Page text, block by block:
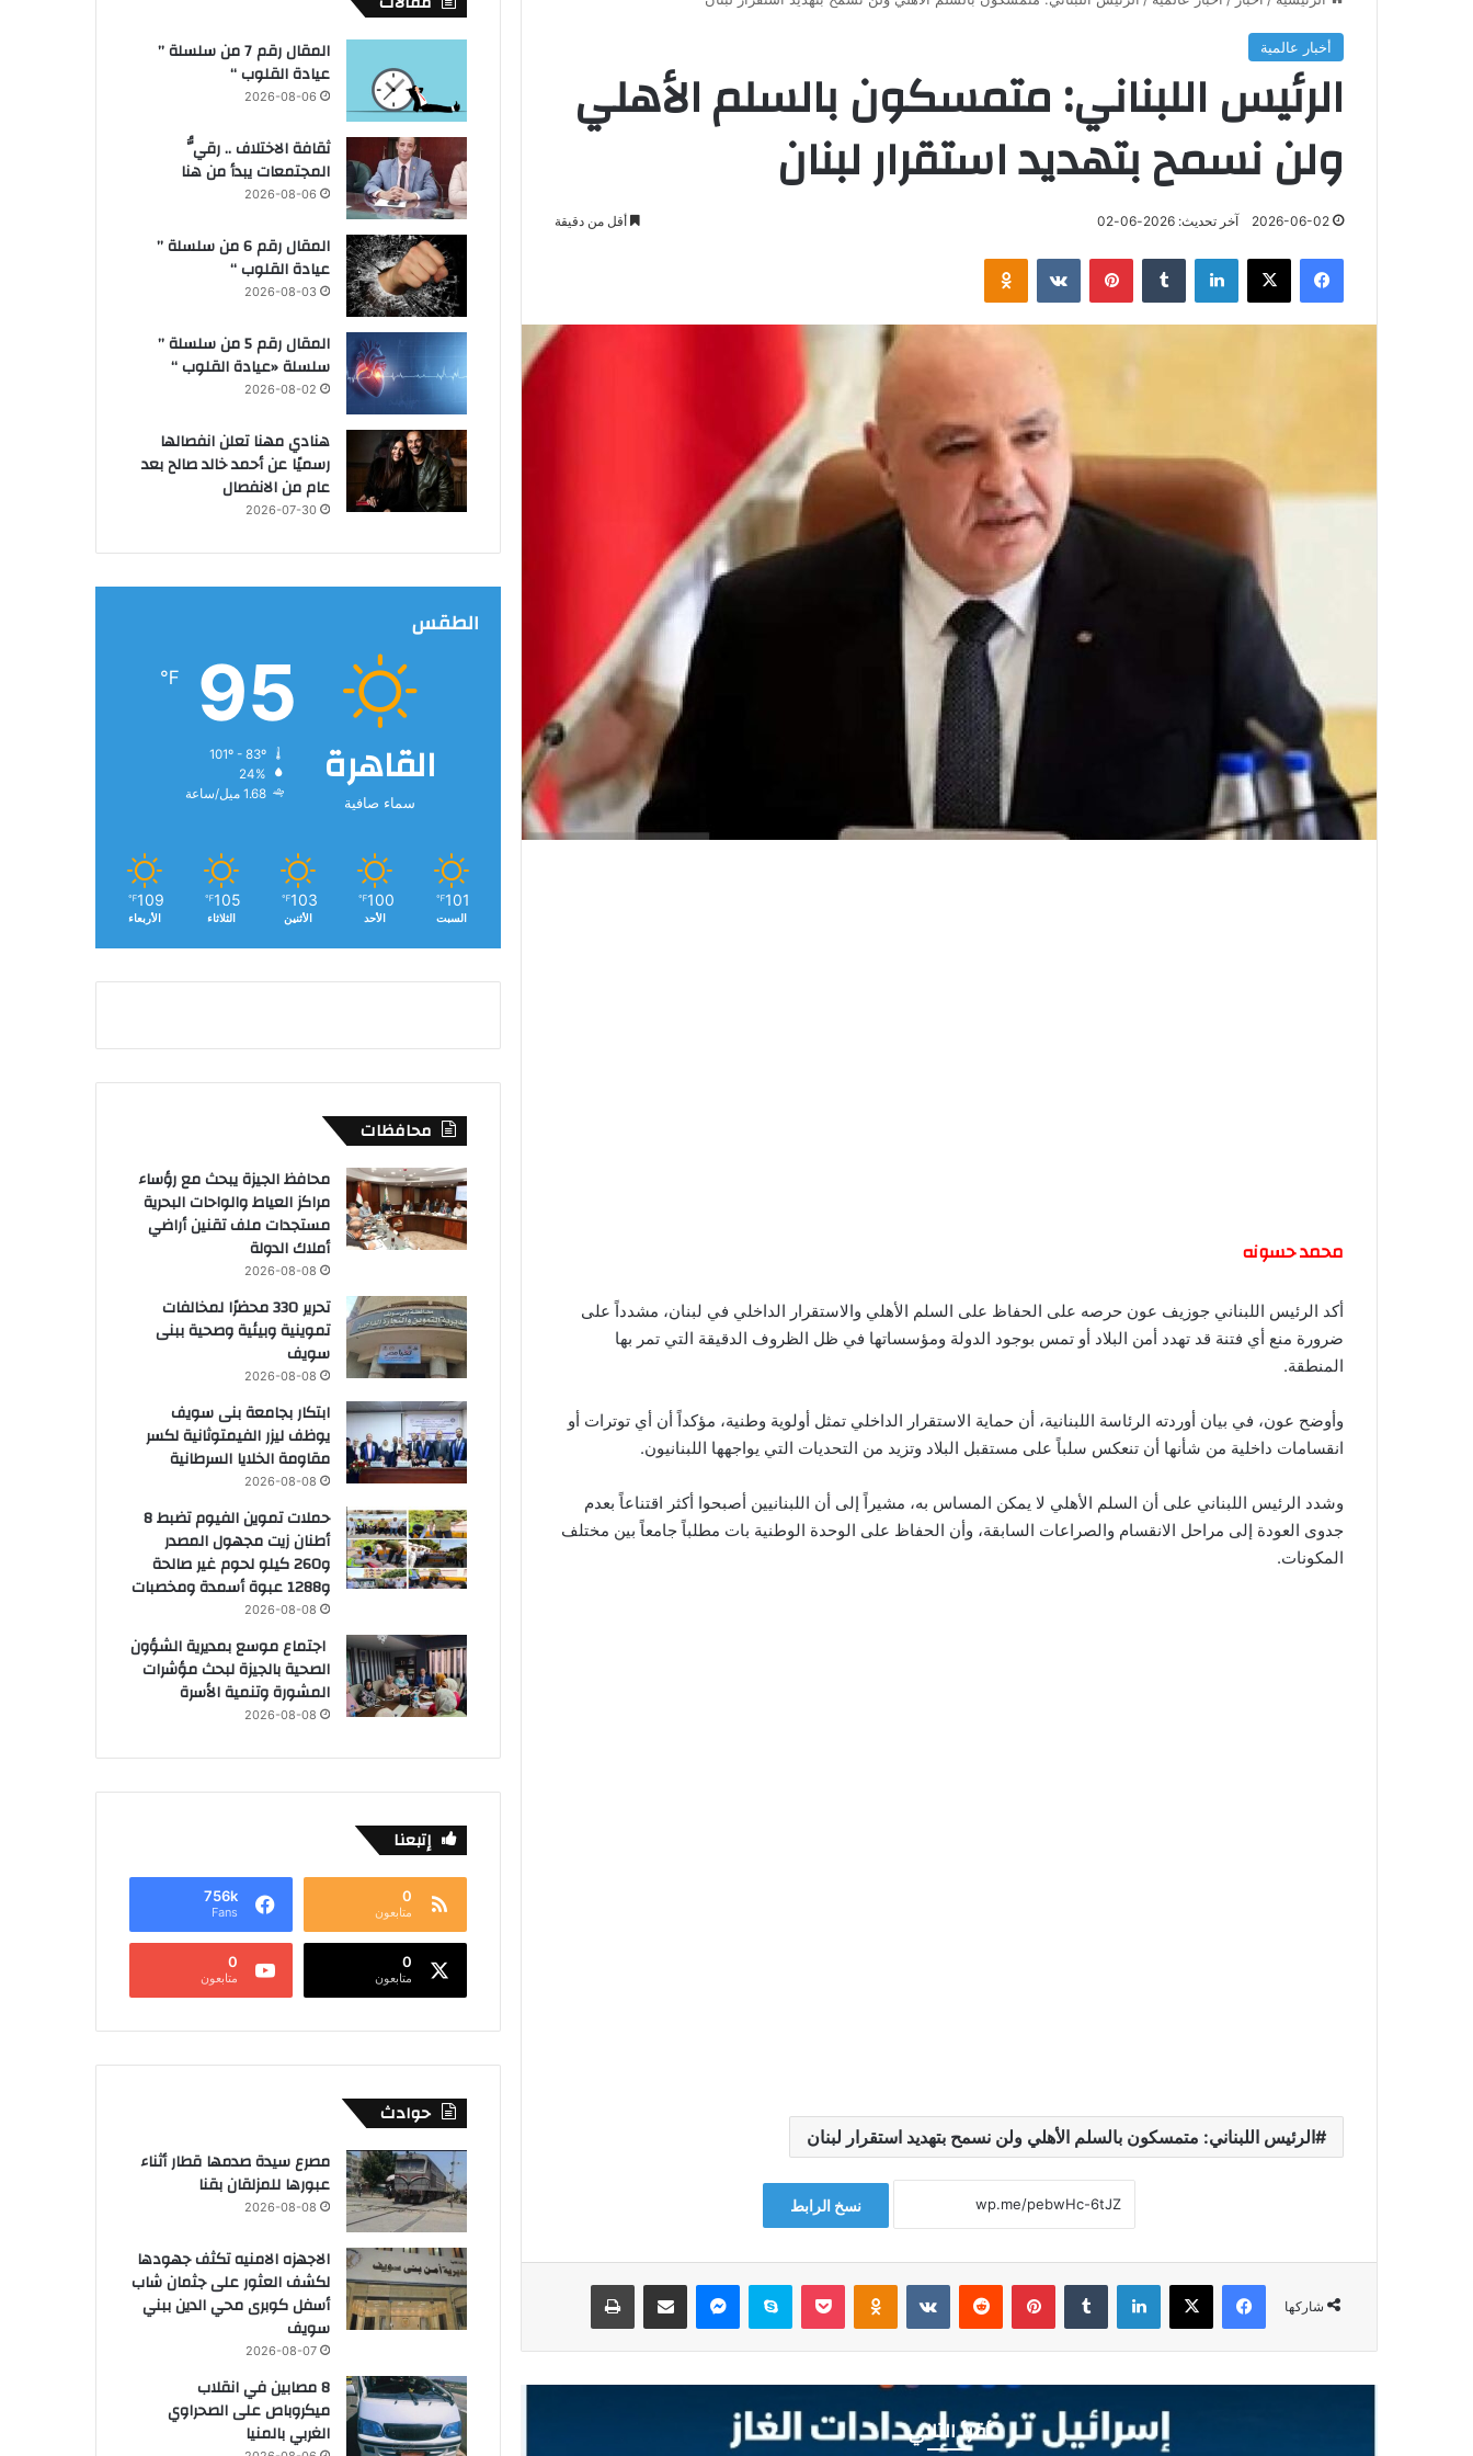
أخبار عالمية
الرئيس اللبناني: متمسكون بالسلم الأهلي
ولن نسمح بتهديد استقرار لبنان
2026-06-02 آخر تحديث: 2026-06-02 أقل من دقيقة
فيسبوك لينكدإن بينتيريست
محمد حسونه
أكد الرئيس اللبناني جوزيف عون حرصه على الحفاظ على السلم الأهلي والاستقرار الداخلي في لبنان، مشدداً على
ضرورة منع أي فتنة قد تهدد أمن البلاد أو تمس بوجود الدولة ومؤسساتها في ظل الظروف الدقيقة التي تمر بها
المنطقة.
وأوضح عون، في بيان أوردته الرئاسة اللبنانية، أن حماية الاستقرار الداخلي تمثل أولوية وطنية، مؤكداً أن أي توترات أو
انقسامات داخلية من شأنها أن تنعكس سلباً على مستقبل البلاد وتزيد من التحديات التي يواجهها اللبنانيون.
وشدد الرئيس اللبناني على أن السلم الأهلي لا يمكن المساس به، مشيراً إلى أن اللبنانيين أصبحوا أكثر اقتناعاً بعدم
جدوى العودة إلى مراحل الانقسام والصراعات السابقة، وأن الحفاظ على الوحدة الوطنية بات مطلباً جامعاً بين مختلف
المكونات.
الرئيس اللبناني: متمسكون بالسلم الأهلي ولن نسمح بتهديد استقرار لبنان
نسخ الرابط
شاركها
فيسبوك لينكدإن بينتيريست سكايب
أقرأ التالي
المقال رقم 7 من سلسلة ”
عيادة القلوب “
2026-08-06
ثقافة الاختلاف .. رقيُّ
المجتمعات يبدأ من هنا
2026-08-06
المقال رقم 6 من سلسلة ”
عيادة القلوب “
2026-08-03
المقال رقم 5 من سلسلة ”
سلسلة «عيادة القلوب “
2026-08-02
هنادي مهنا تعلن انفصالها
رسميًا عن أحمد خالد صالح بعد
عام من الانفصال
2026-07-30
الطقس
القاهرة
سماء صافية
95
℉
24%
1.68 ميل/ساعة
101
℉
السبت
100
℉
الأحد
103
℉
الأثنين
105
℉
الثلاثاء
109
℉
الأربعاء
محافظات
محافظ الجيزة يبحث مع رؤساء
مراكز العياط والواحات البحرية
مستجدات ملف تقنين أراضي
أملاك الدولة
2026-08-08
تحرير 330 محضرًا لمخالفات
تموينية وبيئية وصحية ببنى
سويف
2026-08-08
ابتكار بجامعة بنى سويف
يوظف ليزر الفيمتوثانية لكسر
مقاومة الخلايا السرطانية
2026-08-08
حملات تموين الفيوم تضبط 8
أطنان زيت مجهول المصدر
و260 كيلو لحوم غير صالحة
و1288 عبوة أسمدة ومخصبات
2026-08-08
اجتماع موسع بمديرية الشؤون
الصحية بالجيزة لبحث مؤشرات
المشورة وتنمية الأسرة
2026-08-08
إتبعنا
0
متابعون
756k
Fans
0
متابعون
0
متابعون
حوادث
مصرع سيدة صدمها قطار أثناء
عبورها للمزلقان بقنا
2026-08-08
الاجهزه الامنيه تكثف جهودها
لكشف العثور على جثمان شاب
أسفل كوبرى محي الدين ببني
سويف
2026-08-07
8 مصابين في انقلاب
ميكروباص على الصحراوي
الغربي بالمنيا